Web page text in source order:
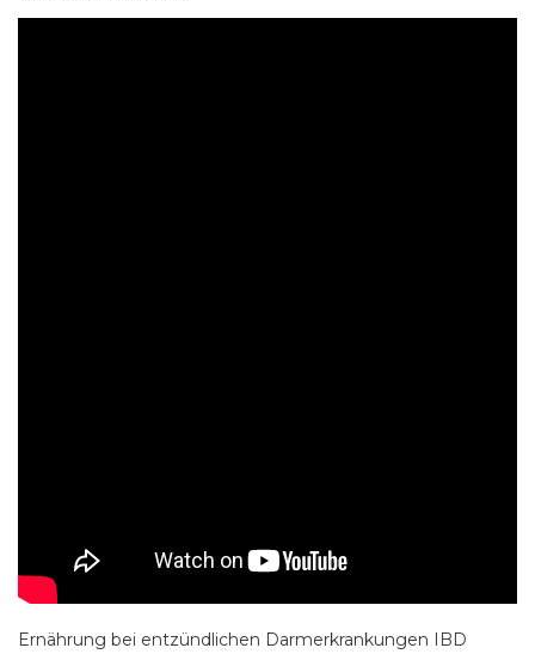
Ernährung bei entzündlichen Darmerkrankungen IBD